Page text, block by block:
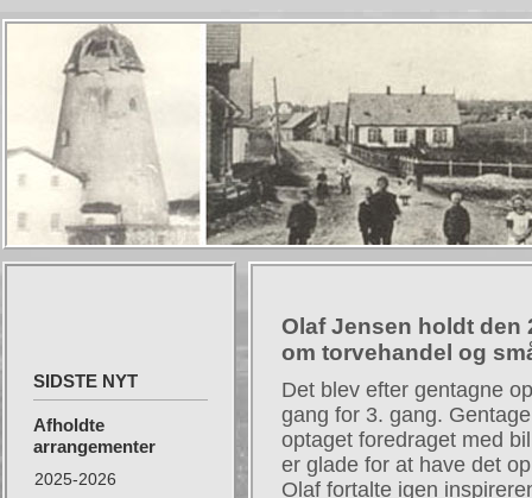
SIDSTE NYT
Afholdte
arrangementer
2025-2026
Olaf Jensen holdt den
om torvehandel og
Det blev efter gentagne
gang for 3. gang.
optaget foredraget med
er glade for at have det
Olaf fortalte igen